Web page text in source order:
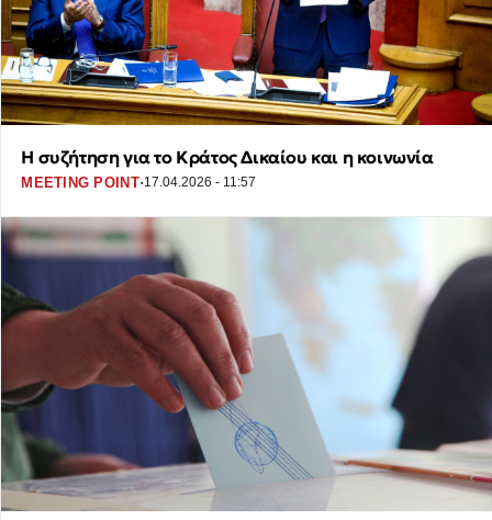
Η συζήτηση για το Κράτος Δικαίου και η κοινωνία
MEETING POINT·17.04.2026 - 11:57